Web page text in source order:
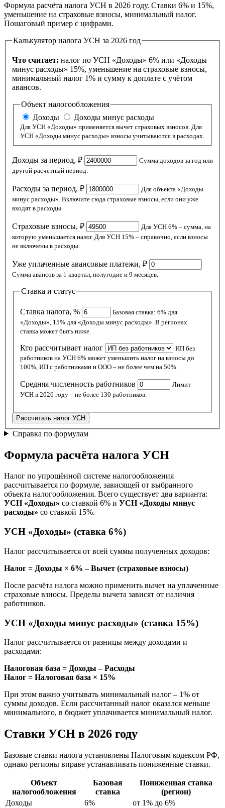
Формула расчёта налога УСН в 2026 году. Ставки 6% и 15%,
уменьшение на страховые взносы, минимальный налог.
Пошаговый пример с цифрами.
Калькулятор налога УСН за 2026 год
Что считает: налог по УСН «Доходы» 6% или «Доходы
минус расходы» 15%, уменьшение на страховые взносы,
минимальный налог 1% и сумму к доплате с учётом
авансов.
Объект налогообложения
Доходы
Доходы минус расходы
Для УСН «Доходы» применяется вычет страховых взносов. Для
УСН «Доходы минус расходы» взносы учитываются в расходах.
Доходы за период, ₽
Сумма доходов за год или
другой расчётный период.
Расходы за период, ₽
Для объекта «Доходы
минус расходы». Включите сюда страховые взносы, если они уже
входят в расходы.
Страховые взносы, ₽
Для УСН 6% – сумма, на
которую уменьшается налог. Для УСН 15% – справочно, если взносы
не включены в расходы.
Уже уплаченные авансовые платежи, ₽
Сумма авансов за 1 квартал, полугодие и 9 месяцев.
Ставка и статус
Ставка налога, %
Базовая ставка: 6% для
«Доходы», 15% для «Доходы минус расходы». В регионах
ставка может быть ниже.
Кто рассчитывает налог
ИП без
работников на УСН 6% может уменьшить налог на взносы до
100%, ИП с работниками и ООО – не более чем на 50%.
Средняя численность работников
Лимит
УСН в 2026 году – не более 130 работников.
Рассчитать налог УСН
Справка по формулам
Формула расчёта налога УСН
Налог по упрощённой системе налогообложения
рассчитывается по формуле, зависящей от выбранного
объекта налогообложения. Всего существует два варианта:
УСН «Доходы» со ставкой 6% и УСН «Доходы минус
расходы» со ставкой 15%.
УСН «Доходы» (ставка 6%)
Налог рассчитывается от всей суммы полученных доходов:
Налог = Доходы × 6% – Вычет (страховые взносы)
После расчёта налога можно применить вычет на уплаченные
страховые взносы. Пределы вычета зависят от наличия
работников.
УСН «Доходы минус расходы» (ставка 15%)
Налог рассчитывается от разницы между доходами и
расходами:
Налоговая база = Доходы – Расходы
Налог = Налоговая база × 15%
При этом важно учитывать минимальный налог – 1% от
суммы доходов. Если рассчитанный налог оказался меньше
минимального, в бюджет уплачивается минимальный налог.
Ставки УСН в 2026 году
Базовые ставки налога установлены Налоговым кодексом РФ,
однако регионы вправе устанавливать пониженные ставки.
Объект
налогообложения
Базовая
ставка
Пониженная ставка
(регион)
Доходы
6%
от 1% до 6%